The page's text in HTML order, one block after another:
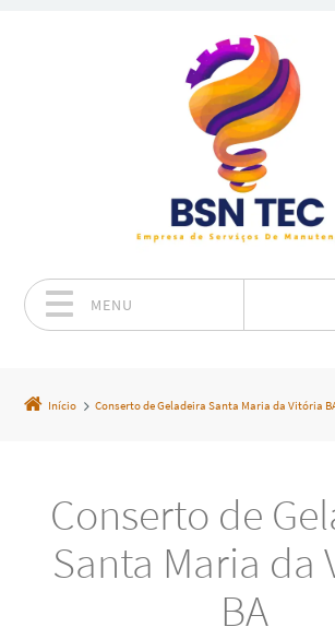
MENU
Início Conserto de Geladeira Santa Maria da Vitória
Conserto de
Santa Maria da
BA